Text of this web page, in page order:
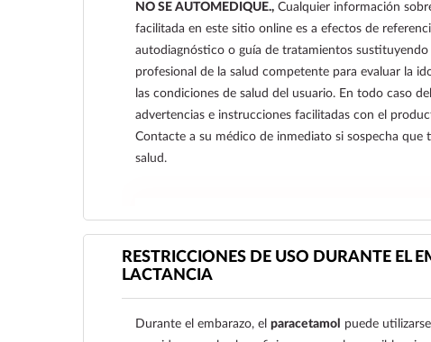
NO SE AUTOMEDIQUE., Cualquier información
facilitada en este sitio online es a efectos de
autodiagnóstico o guía de tratamientos sustituyendo
profesional de la salud competente para evaluar la
las condiciones de salud del usuario. En todo caso
advertencias e instrucciones facilitadas con el
Contacte a su médico de inmediato si sospecha que
salud.
RESTRICCIONES DE USO DURANTE EL
LACTANCIA
Durante el embarazo, elparacetamol
puede